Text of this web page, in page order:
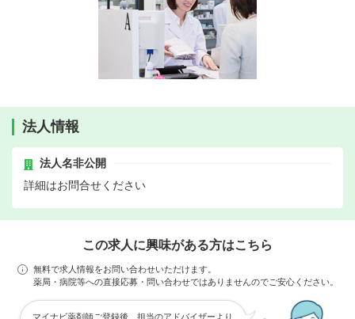
法人情報
法人名非公開
詳細はお問合せください
この求人に興味がある方はこちら
無料で求人情報をお問い合わせいただけます。
薬局・病院等への直接応募・問い合わせではありませんのでご安心ください。
マイナビ薬剤師ご登録後、担当のアドバイザーより